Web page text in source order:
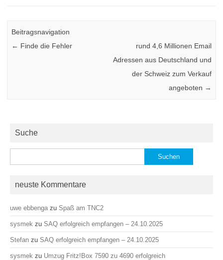
Beitragsnavigation
← Finde die Fehler
rund 4,6 Millionen Email
Adressen aus Deutschland und
der Schweiz zum Verkauf
angeboten →
Suche
nach:
neuste Kommentare
uwe ebbenga zu Spaß am TNC2
sysmek zu SAQ erfolgreich empfangen – 24.10.2025
Stefan zu SAQ erfolgreich empfangen – 24.10.2025
sysmek zu Umzug Fritz!Box 7590 zu 4690 erfolgreich